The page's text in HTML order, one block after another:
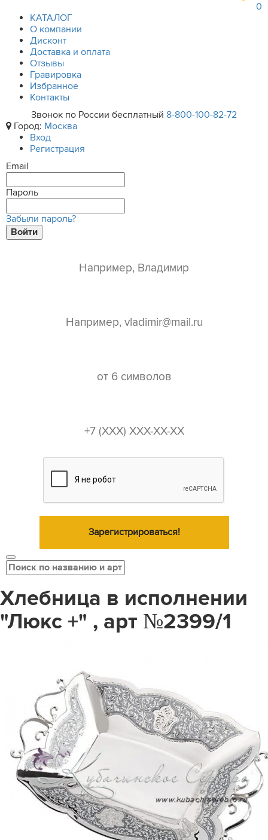
0
КАТАЛОГ
О компании
Дисконт
Доставка и оплата
Отзывы
Гравировка
Избранное
Контакты
Звонок по России бесплатный 8-800-100-82-72
Город: Москва
Вход
Регистрация
Email
Пароль
Забыли пароль?
Войти
Зарегистрироваться!
Хлебница в исполнении
"Люкс +" , арт №2399/1